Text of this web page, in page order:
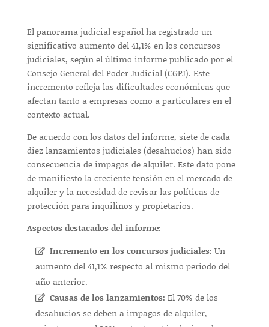
El panorama judicial español ha registrado un
significativo aumento del 41,1% en los concursos
judiciales, según el último informe publicado por el
Consejo General del Poder Judicial (CGPJ). Este
incremento refleja las dificultades económicas que
afectan tanto a empresas como a particulares en el
contexto actual.
De acuerdo con los datos del informe, siete de cada
diez lanzamientos judiciales (desahucios) han sido
consecuencia de impagos de alquiler. Este dato pone
de manifiesto la creciente tensión en el mercado de
alquiler y la necesidad de revisar las políticas de
protección para inquilinos y propietarios.
Aspectos destacados del informe:
Incremento en los concursos judiciales: Un
aumento del 41,1% respecto al mismo periodo del
año anterior.
Causas de los lanzamientos: El 70% de los
desahucios se deben a impagos de alquiler,